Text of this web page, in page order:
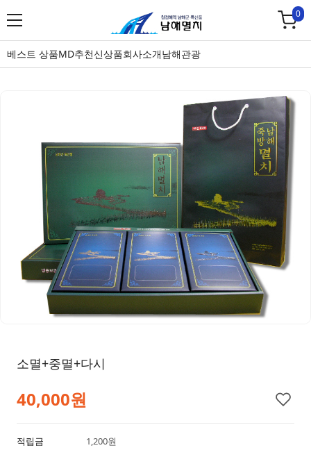
0
베스트 상품MD추천신상품회사소개남해관광
소멸+중멸+다시
40,000원
적립금
1,200원